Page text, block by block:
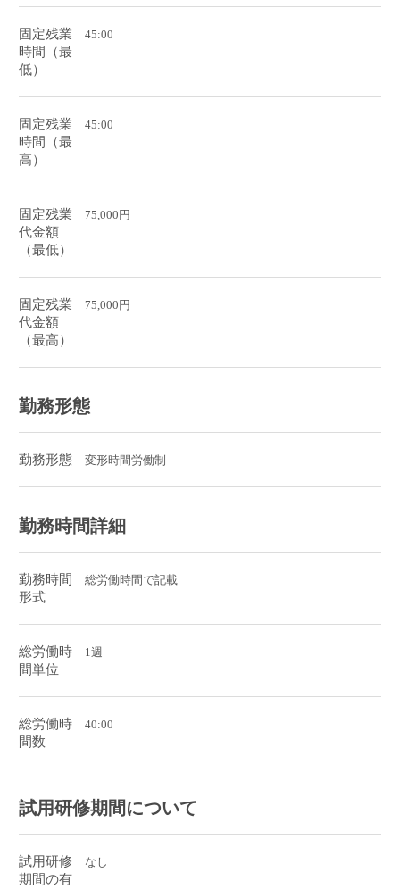
固定残業
時間（最
低）
45:00
固定残業
時間（最
高）
45:00
固定残業
代金額
（最低）
75,000円
固定残業
代金額
（最高）
75,000円
勤務形態
勤務形態 変形時間労働制
勤務時間詳細
勤務時間
形式
総労働時間で記載
総労働時
間単位
1週
総労働時
間数
40:00
試用研修期間について
試用研修
期間の有
なし